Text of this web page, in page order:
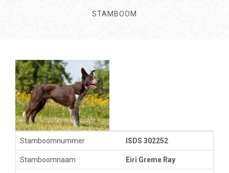
STAMBOOM
Stamboomnummer ISDS 302252
Stamboomnaam Eiri Greme Ray